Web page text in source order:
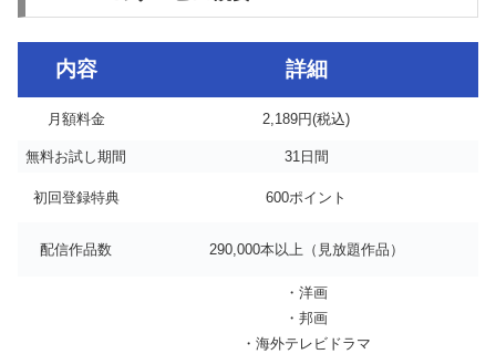
内容 詳細
月額料金 2,189円(税込)
無料お試し期間 31日間
初回登録特典 600ポイント
配信作品数 290,000本以上（見放題作品）
・洋画
・邦画
・海外テレビドラマ